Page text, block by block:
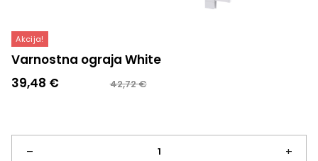
Akcija!
Varnostna ograja White
42,72€
Izvirna
bila:
42,72 €.
39,48 €
Trenutna
39,48 €.
–
Varnostna +